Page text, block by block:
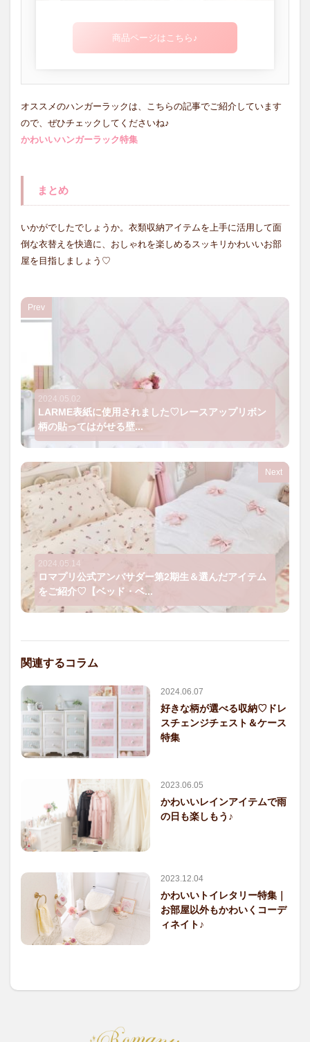
商品ページはこちら♪
オススメのハンガーラックは、こちらの記事でご紹介しています
ので、ぜひチェックしてくださいね♪
かわいいハンガーラック特集
まとめ
いかがでしたでしょうか。衣類収納アイテムを上手に活用して面
倒な衣替えを快適に、おしゃれを楽しめるスッキリかわいいお部
屋を目指しましょう♡
Prev
2024.05.02
LARME表紙に使用されました♡レースアップリボン
柄の貼ってはがせる壁...
Next
2024.05.14
ロマプリ公式アンバサダー第2期生＆選んだアイテム
をご紹介♡【ベッド・ベ...
関連するコラム
2024.06.07
好きな柄が選べる収納♡ドレ
スチェンジチェスト＆ケース
特集
2023.06.05
かわいいレインアイテムで雨
の日も楽しもう♪
2023.12.04
かわいいトイレタリー特集｜
お部屋以外もかわいくコーデ
ィネイト♪